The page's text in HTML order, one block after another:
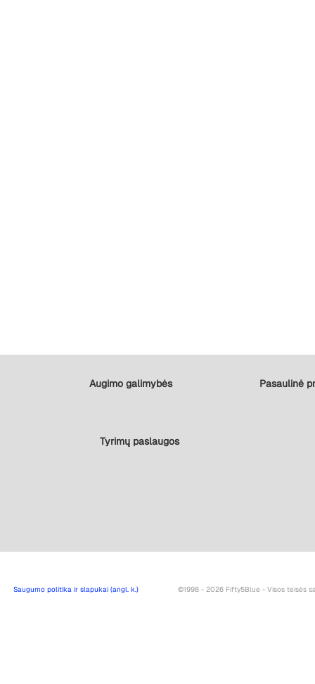
Augimo galimybės Pasaulinė
Tyrimų paslaugos
Saugumo politika ir slapukai (angl. k.) ©1998 - 2026 Fifty5Blue - Visos teisės